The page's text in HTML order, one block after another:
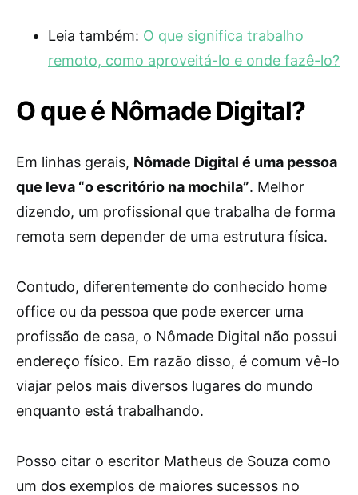
Leia também: O que significa trabalho
remoto, como aproveitá-lo e onde fazê-lo?
O que é Nômade Digital?
Em linhas gerais, Nômade Digital é uma pessoa
que leva “o escritório na mochila”. Melhor
dizendo, um profissional que trabalha de forma
remota sem depender de uma estrutura física.
Contudo, diferentemente do conhecido home
office ou da pessoa que pode exercer uma
profissão de casa, o Nômade Digital não possui
endereço físico. Em razão disso, é comum vê-lo
viajar pelos mais diversos lugares do mundo
enquanto está trabalhando.
Posso citar o escritor Matheus de Souza como
um dos exemplos de maiores sucessos no